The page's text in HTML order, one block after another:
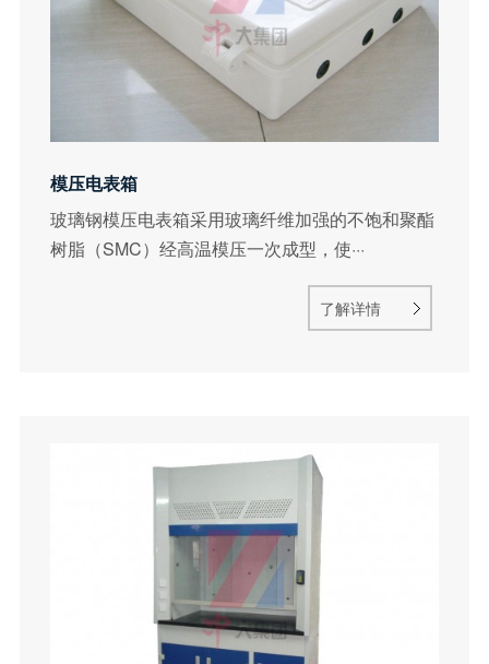
模压电表箱
玻璃钢模压电表箱采用玻璃纤维加强的不饱和聚酯
树脂（SMC）经高温模压一次成型，使···
了解详情